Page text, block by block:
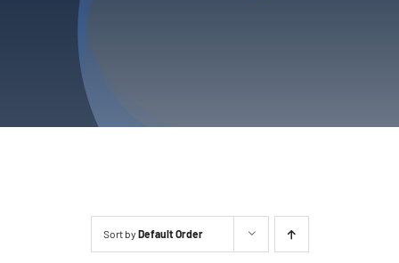
Sort by Default Order